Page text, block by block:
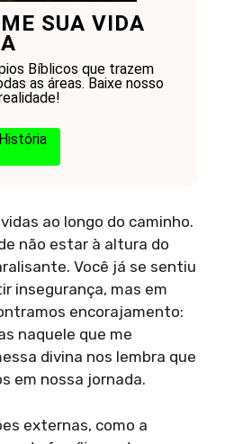
SUA VIDA
Bíblicos que trazem
as áreas. Baixe nosso
ao longo do caminho.
não estar à altura do
Você já se sentiu
insegurança, mas em
encorajamento:
naquele que me
divina nos lembra que
em nossa jornada.
externas, como a